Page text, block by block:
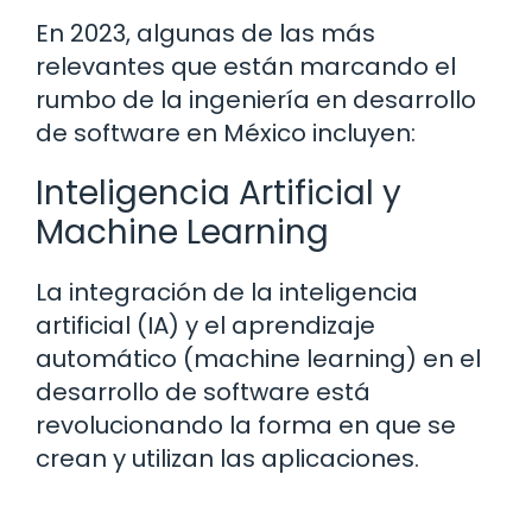
En 2023, algunas de las más
relevantes que están marcando el
rumbo de la ingeniería en desarrollo
de software en México incluyen:
Inteligencia Artificial y
Machine Learning
La integración de la inteligencia
artificial (IA) y el aprendizaje
automático (machine learning) en el
desarrollo de software está
revolucionando la forma en que se
crean y utilizan las aplicaciones.